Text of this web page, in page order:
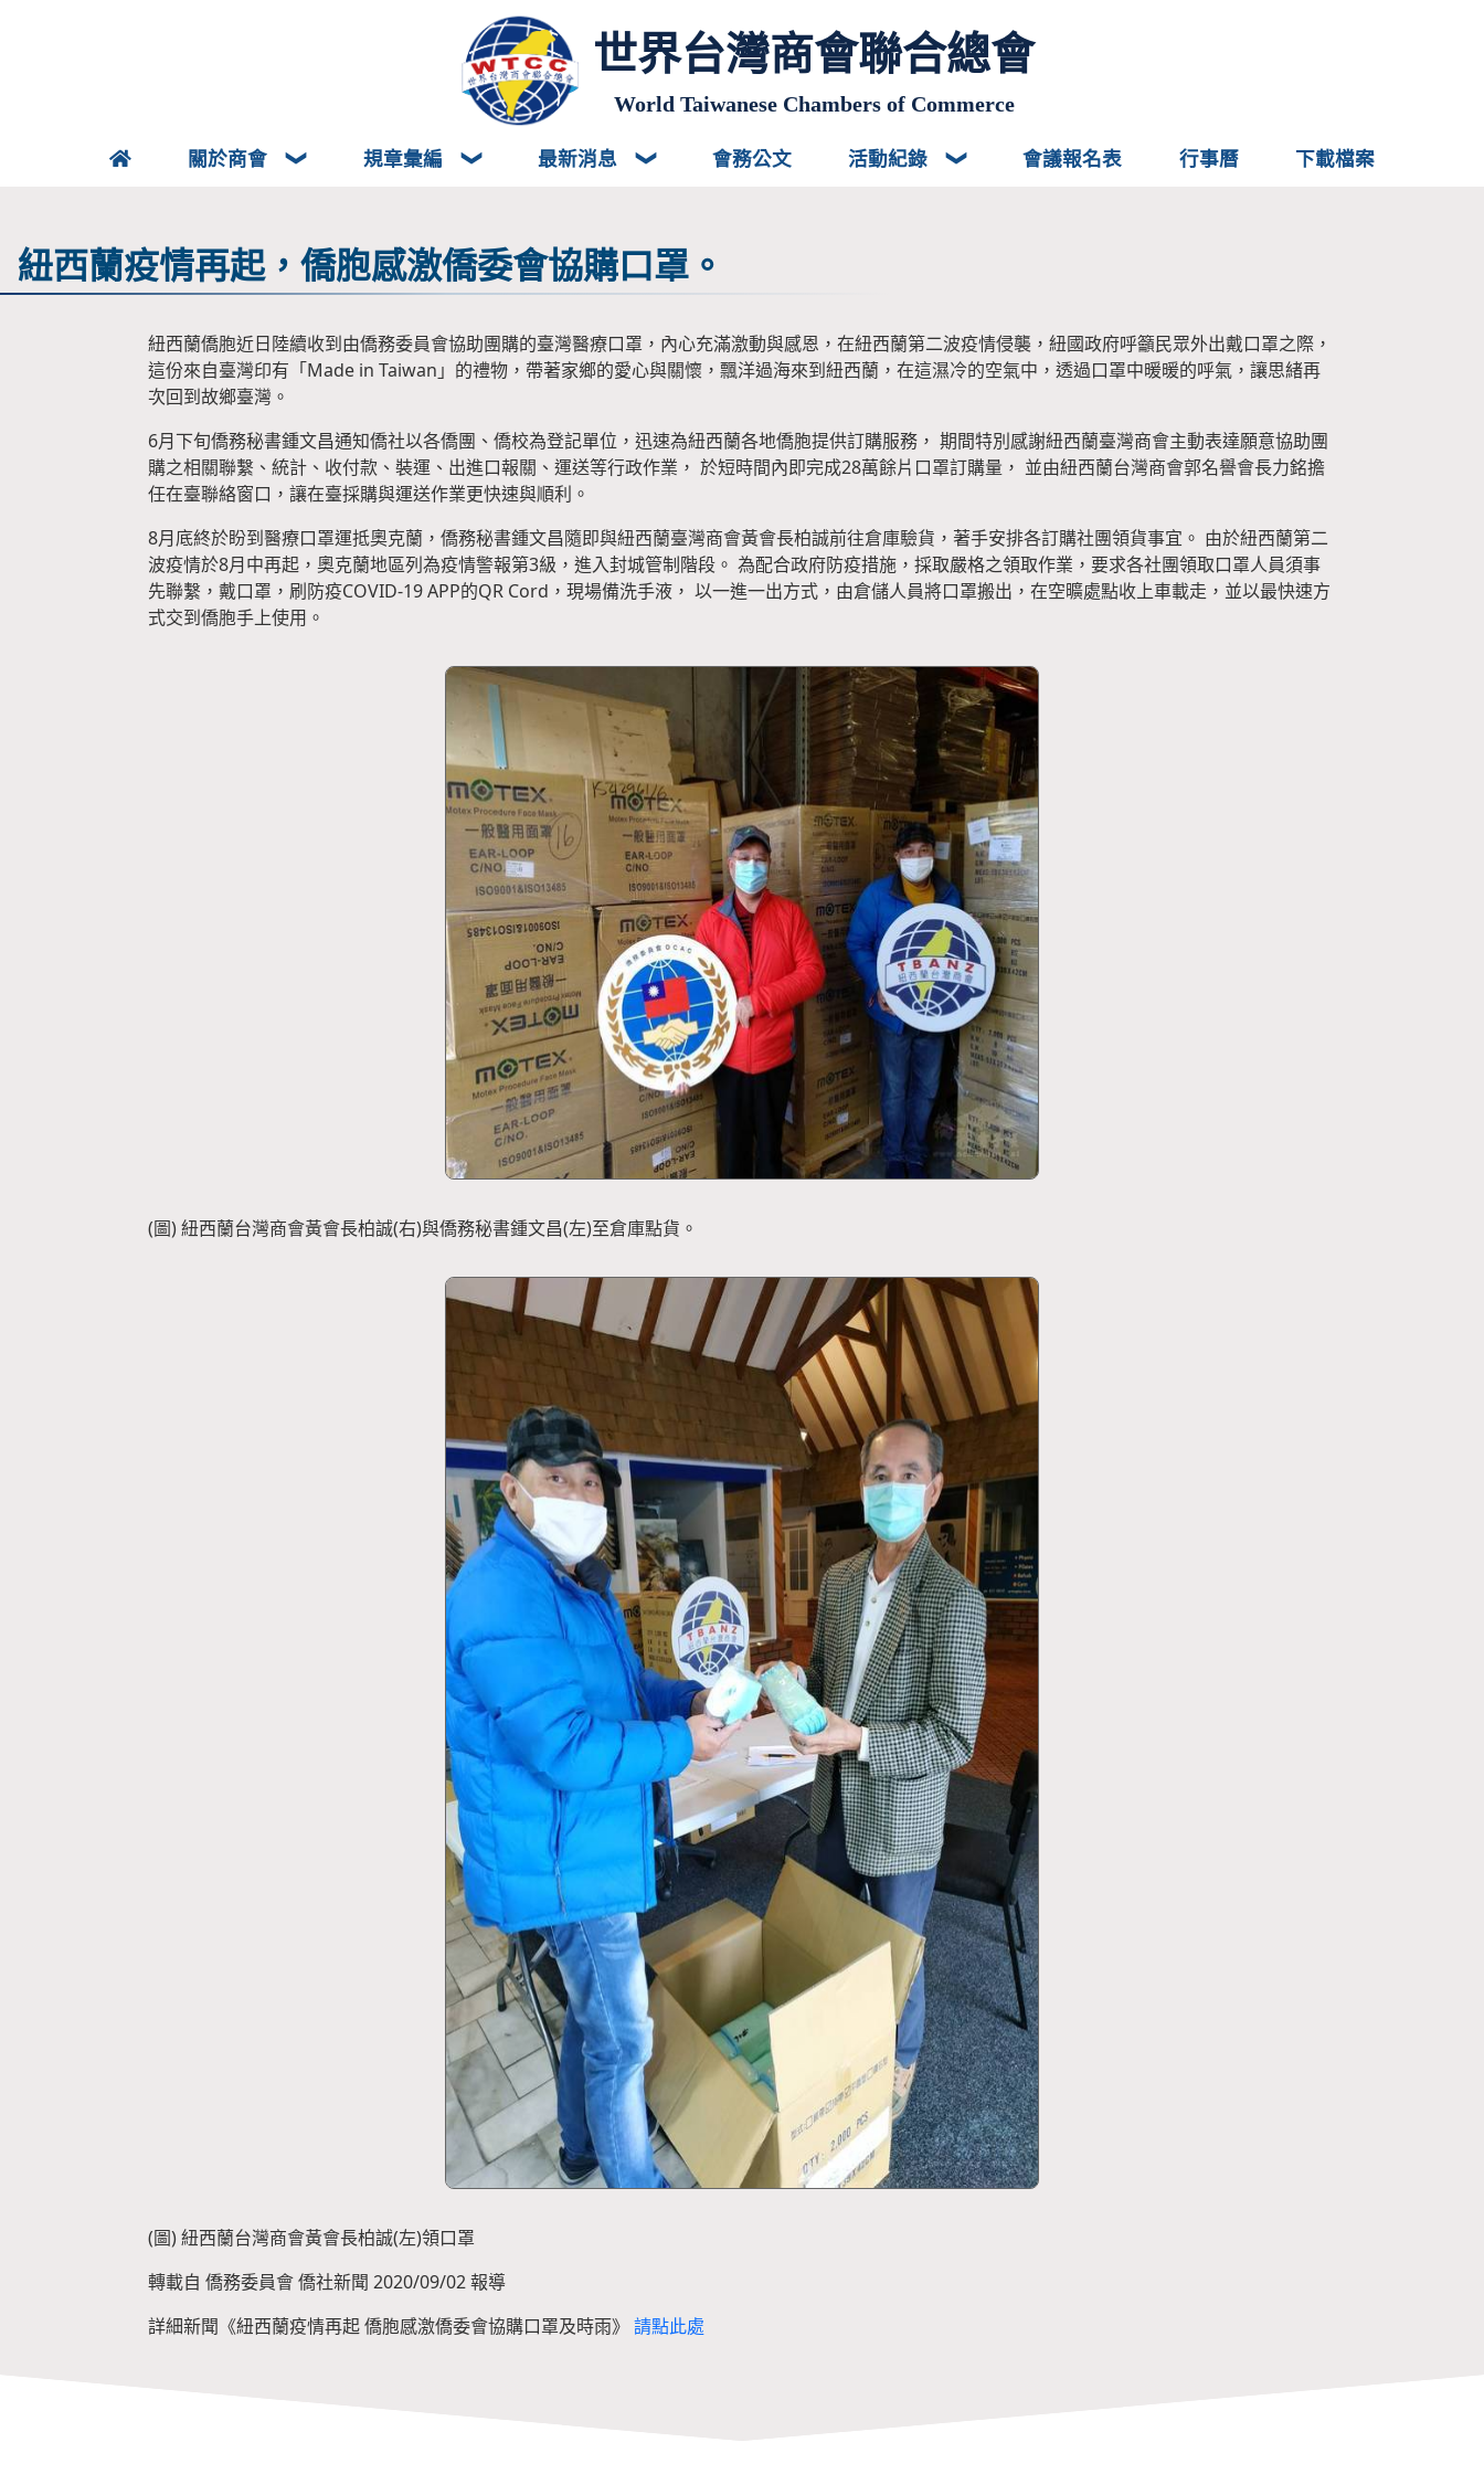
世界台灣商會聯合總會
World Taiwanese Chambers of Commerce
關於商會 規章彙編 最新消息 會務公文 活動紀錄 會議報名表 行事曆 下載檔案
紐西蘭疫情再起，僑胞感激僑委會協購口罩。
紐西蘭僑胞近日陸續收到由僑務委員會協助團購的臺灣醫療口罩，內心充滿激動與感恩，在紐西蘭第二波疫情侵襲，紐國政府呼籲民眾外出戴口罩之際，
這份來自臺灣印有「Made in Taiwan」的禮物，帶著家鄉的愛心與關懷，飄洋過海來到紐西蘭，在這濕冷的空氣中，透過口罩中暖暖的呼氣，讓思緒再
次回到故鄉臺灣。
6月下旬僑務秘書鍾文昌通知僑社以各僑團、僑校為登記單位，迅速為紐西蘭各地僑胞提供訂購服務， 期間特別感謝紐西蘭臺灣商會主動表達願意協助團
購之相關聯繫、統計、收付款、裝運、出進口報關、運送等行政作業， 於短時間內即完成28萬餘片口罩訂購量， 並由紐西蘭台灣商會郭名譽會長力銘擔
任在臺聯絡窗口，讓在臺採購與運送作業更快速與順利。
8月底終於盼到醫療口罩運抵奧克蘭，僑務秘書鍾文昌隨即與紐西蘭臺灣商會黃會長柏誠前往倉庫驗貨，著手安排各訂購社團領貨事宜。 由於紐西蘭第二
波疫情於8月中再起，奧克蘭地區列為疫情警報第3級，進入封城管制階段。 為配合政府防疫措施，採取嚴格之領取作業，要求各社團領取口罩人員須事
先聯繫，戴口罩，刷防疫COVID-19 APP的QR Cord，現場備洗手液， 以一進一出方式，由倉儲人員將口罩搬出，在空曠處點收上車載走，並以最快速方
式交到僑胞手上使用。
(圖) 紐西蘭台灣商會黃會長柏誠(右)與僑務秘書鍾文昌(左)至倉庫點貨。
(圖) 紐西蘭台灣商會黃會長柏誠(左)領口罩
轉載自 僑務委員會 僑社新聞 2020/09/02 報導
詳細新聞《紐西蘭疫情再起 僑胞感激僑委會協購口罩及時雨》請點此處